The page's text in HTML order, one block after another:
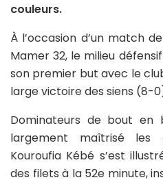
couleurs.
À l’occasion d’un match
Mamer 32, le milieu
son premier but avec le
large victoire des siens (8-
Dominateurs de bout en
largement maîtrisé les
Kouroufia Kébé s’est
des filets à la 52e minute,